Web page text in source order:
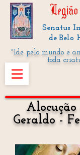
Senatus
de Belo
"Ide pelo mundo e
toda
Alocução
Geraldo -